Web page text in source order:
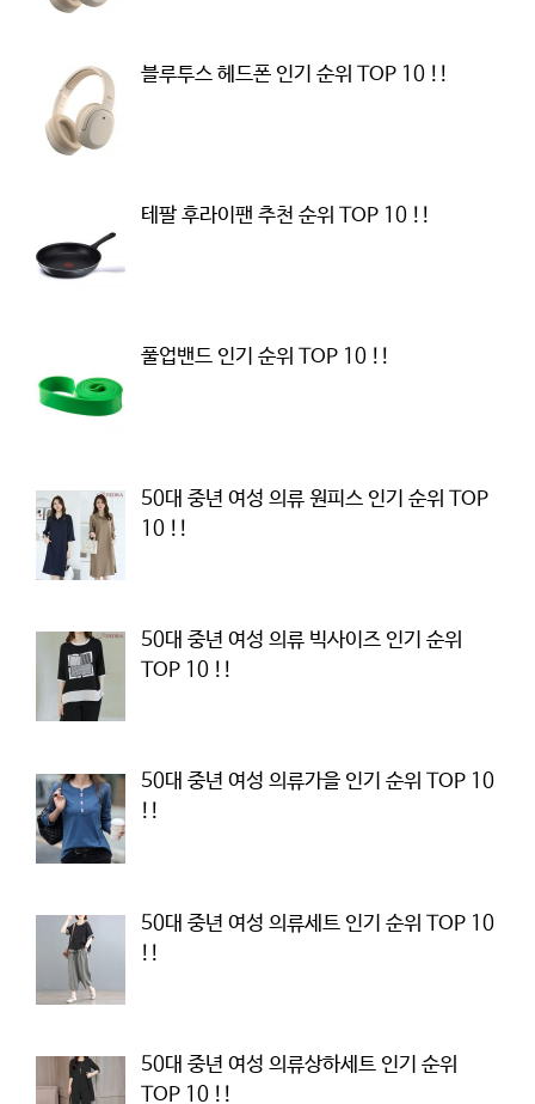
블루투스 헤드폰 인기 순위 TOP 10 !!
테팔 후라이팬 추천 순위 TOP 10 !!
풀업밴드 인기 순위 TOP 10 !!
50대 중년 여성 의류 원피스 인기 순위 TOP
10 !!
50대 중년 여성 의류 빅사이즈 인기 순위
TOP 10 !!
50대 중년 여성 의류가을 인기 순위 TOP 10
!!
50대 중년 여성 의류세트 인기 순위 TOP 10
!!
50대 중년 여성 의류상하세트 인기 순위
TOP 10 !!